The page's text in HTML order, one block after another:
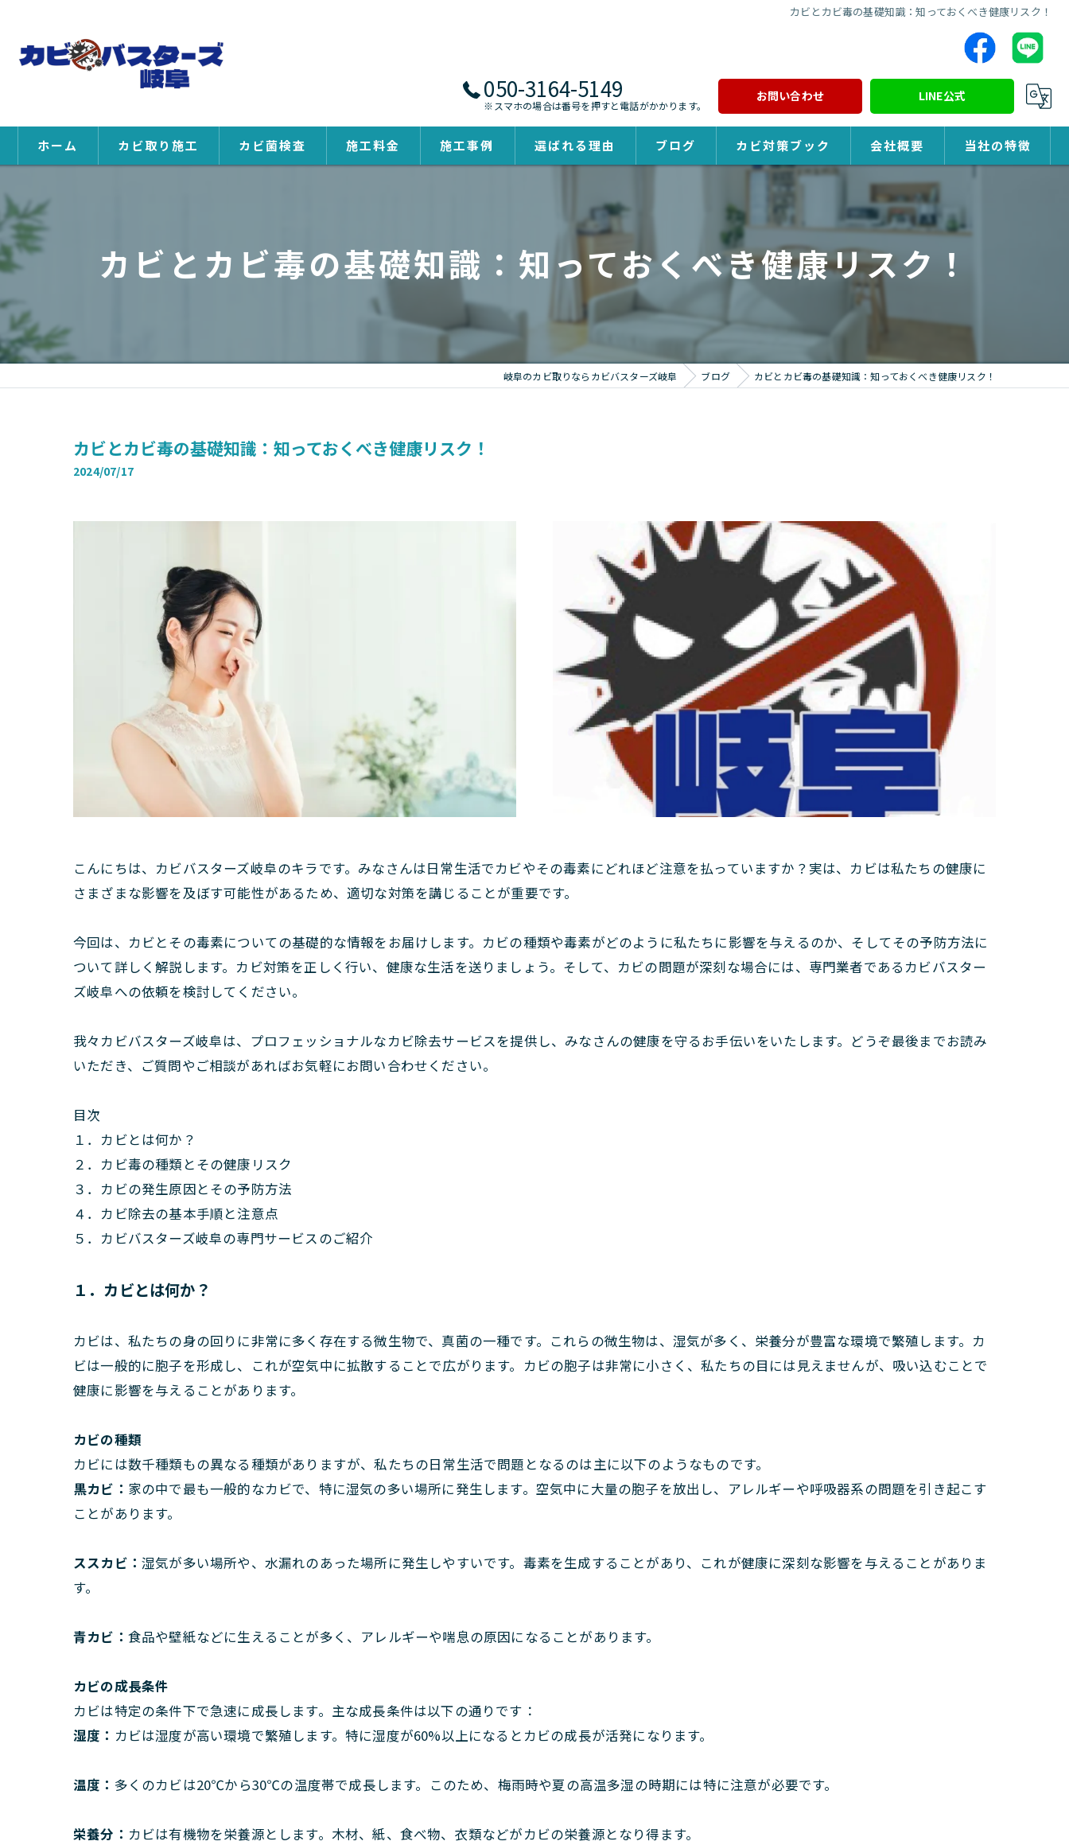
カビとカビ毒の基礎知識：知っておくべき健康リスク！
050-3164-5149
※スマホの場合は番号を押すと電話がかかります。
お問い合わせ LINE公式
ホーム カビ取り施工 カビ菌検査 施工料金 施工事例 選ばれる理由 ブログ カビ対策ブック 会社概要 当社の特徴
除カビ
カビとカビ毒の基礎知識：知っておくべき健康リスク！
岐阜のカビ取りならカビバスターズ岐阜 ブログ カビとカビ毒の基礎知識：知っておくべき健康リスク！
カビとカビ毒の基礎知識：知っておくべき健康リスク！
2024/07/17
こんにちは、カビバスターズ岐阜のキラです。みなさんは日常生活でカビやその毒素にどれほど注意を払っていますか？実は、カビは私たちの健康に
さまざまな影響を及ぼす可能性があるため、適切な対策を講じることが重要です。
今回は、カビとその毒素についての基礎的な情報をお届けします。カビの種類や毒素がどのように私たちに影響を与えるのか、そしてその予防方法に
ついて詳しく解説します。カビ対策を正しく行い、健康な生活を送りましょう。そして、カビの問題が深刻な場合には、専門業者であるカビバスター
ズ岐阜への依頼を検討してください。
我々カビバスターズ岐阜は、プロフェッショナルなカビ除去サービスを提供し、みなさんの健康を守るお手伝いをいたします。どうぞ最後までお読み
いただき、ご質問やご相談があればお気軽にお問い合わせください。
目次
１．カビとは何か？
２．カビ毒の種類とその健康リスク
３．カビの発生原因とその予防方法
４．カビ除去の基本手順と注意点
５．カビバスターズ岐阜の専門サービスのご紹介
１．カビとは何か？
カビは、私たちの身の回りに非常に多く存在する微生物で、真菌の一種です。これらの微生物は、湿気が多く、栄養分が豊富な環境で繁殖します。カ
ビは一般的に胞子を形成し、これが空気中に拡散することで広がります。カビの胞子は非常に小さく、私たちの目には見えませんが、吸い込むことで
健康に影響を与えることがあります。
カビの種類
カビには数千種類もの異なる種類がありますが、私たちの日常生活で問題となるのは主に以下のようなものです。
黒カビ： 家の中で最も一般的なカビで、特に湿気の多い場所に発生します。空気中に大量の胞子を放出し、アレルギーや呼吸器系の問題を引き起こす
ことがあります。
ススカビ： 湿気が多い場所や、水漏れのあった場所に発生しやすいです。毒素を生成することがあり、これが健康に深刻な影響を与えることがありま
す。
青カビ： 食品や壁紙などに生えることが多く、アレルギーや喘息の原因になることがあります。
カビの成長条件
カビは特定の条件下で急速に成長します。主な成長条件は以下の通りです：
湿度： カビは湿度が高い環境で繁殖します。特に湿度が60%以上になるとカビの成長が活発になります。
温度： 多くのカビは20℃から30℃の温度帯で成長します。このため、梅雨時や夏の高温多湿の時期には特に注意が必要です。
栄養分： カビは有機物を栄養源とします。木材、紙、食べ物、衣類などがカビの栄養源となり得ます。